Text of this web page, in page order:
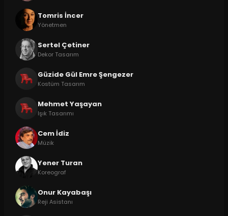
Tomris İncer
Yönetmen
Sertel Çetiner
Dekor Tasarım
Güzide Gül Emre Şengezer
Kostüm Tasarım
Mehmet Yaşayan
Işık Tasarımı
Cem İdiz
Müzik
Yener Turan
Koreograf
Onur Kayabaşı
Reji Asistanı